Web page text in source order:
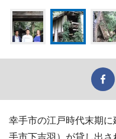
幸手市の江戸時代末期
手市下吉羽）が貸し出さ